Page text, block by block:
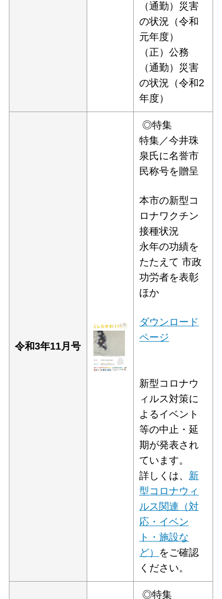
（通勤）災害
の状況（令和
元年度）
（正）公務
（通勤）災害
の状況（令和2
年度）
令和3年11月号
◎特集
特集／今井珠
泉氏に名誉市
民称号を贈呈
本市の新型コ
ロナワクチン
接種状況
永年の功績を
たたえて 市政
功労者を表彰
ほか
ダウンロード
ページ
新型コロナウ
ィルス対策に
よるイベント
等の中止・延
期が発表され
ています。
詳しくは、 新
型コロナウィ
ルス関連（対
応・イベン
ト・施設な
ど） をご確認
ください。
◎特集